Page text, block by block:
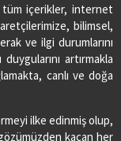
tüm içerikler, internet
bilimsel,
ve ilgi durumlarını
artırmakla
canlı ve doğa
ilke edinmiş olup,
kaçan her